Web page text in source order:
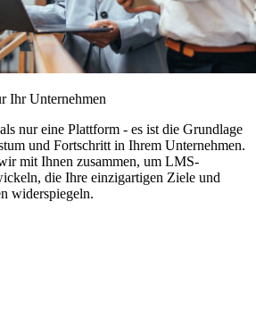
Ihr Unternehmen
nur eine Plattform - es ist die Grundlage
und Fortschritt in Ihrem Unternehmen.
mit Ihnen zusammen, um LMS-
die Ihre einzigartigen Ziele und
widerspiegeln.